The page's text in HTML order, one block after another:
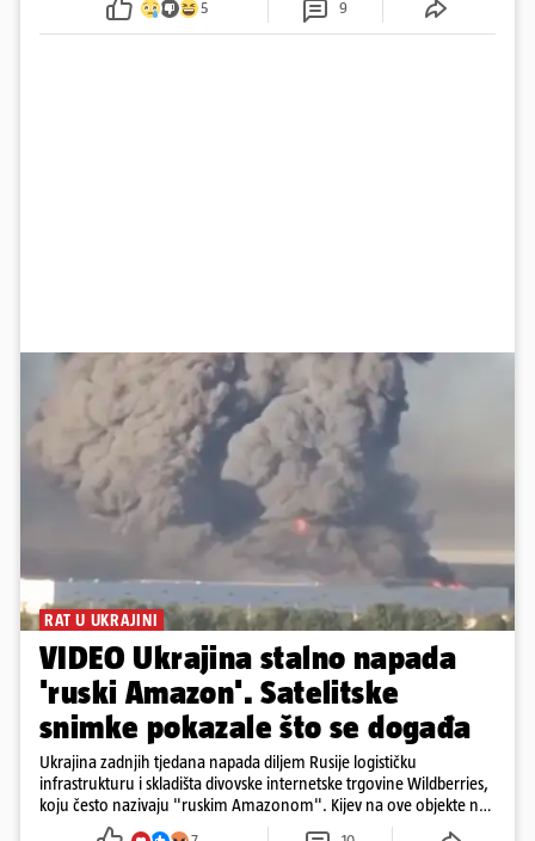
5 9
RAT U UKRAJINI
VIDEO Ukrajina stalno napada
'ruski Amazon'. Satelitske
snimke pokazale što se događa
Ukrajina zadnjih tjedana napada diljem Rusije logističku
infrastrukturu i skladišta divovske internetske trgovine Wildberries,
koju često nazivaju "ruskim Amazonom". Kijev na ove objekte ne
gleda samo kao na obična trgovačka skladišta, već tvrdi da ih ruske